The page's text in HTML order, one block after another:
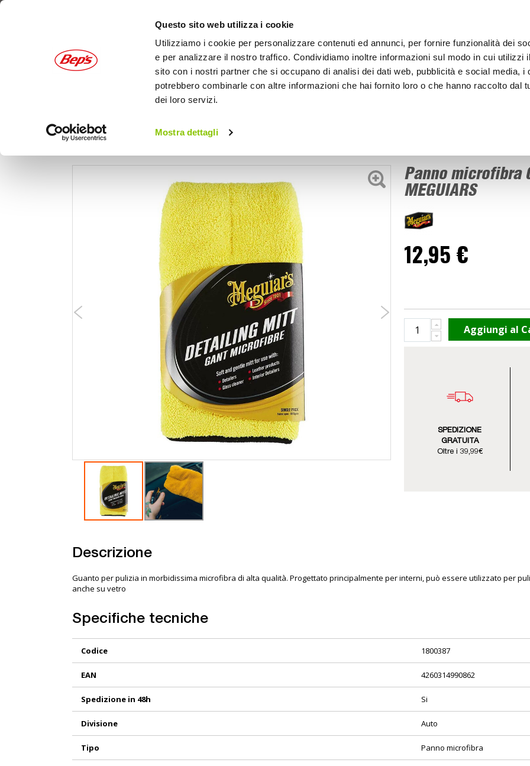
Questo sito web utilizza i cookie
Utilizziamo i cookie per personalizzare contenuti ed annunci, per fornire funzionalità dei
e per analizzare il nostro traffico. Condividiamo inoltre informazioni sul modo in cui utilizzi
sito con i nostri partner che si occupano di analisi dei dati web, pubblicità e social media, i
potrebbero combinarle con altre informazioni che hai fornito loro o che hanno raccolto dal
dei loro servizi.
Mostra dettagli
Panno microfibra
MEGUIARS
12,95 €
Aggiungi al
SPEDIZIONE
GRATUITA
Oltre i 39,99€
Descrizione
Guanto per pulizia in morbidissima microfibra di alta qualità. Progettato principalmente per interni, può essere utilizzato per
anche su vetro
Specifiche tecniche
Informazioni
Codice 1800387
EAN 4260314990862
Spedizione in 48h Si
Divisione Auto
Tipo Panno microfibra